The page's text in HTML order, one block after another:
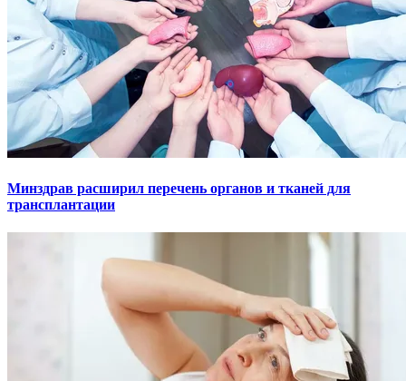
Минздрав расширил перечень органов и тканей для
трансплантации